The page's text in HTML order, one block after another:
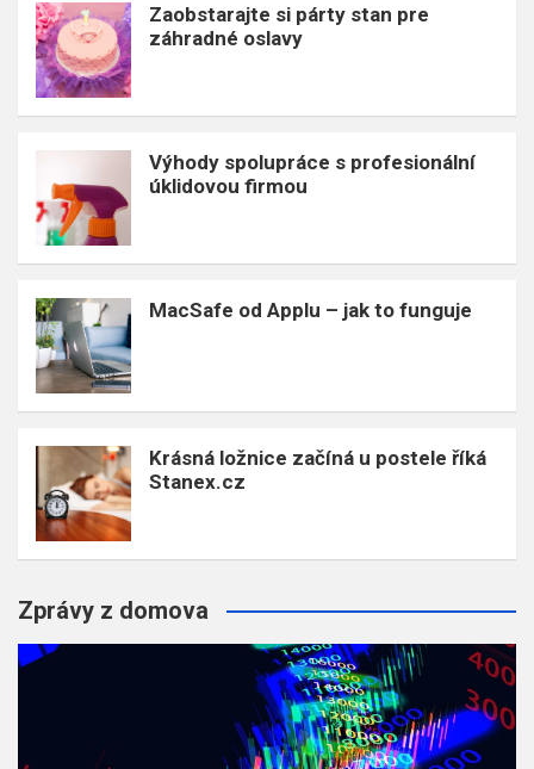
Zaobstarajte si párty stan pre
záhradné oslavy
Výhody spolupráce s profesionální
úklidovou firmou
MacSafe od Applu – jak to funguje
Krásná ložnice začíná u postele říká
Stanex.cz
Zprávy z domova